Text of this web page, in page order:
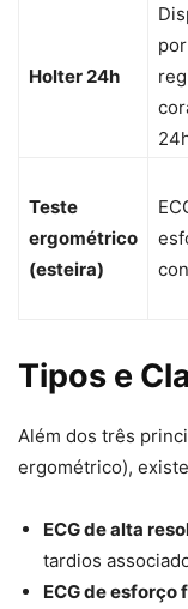
Holter 24h
Teste
ergométrico
(esteira)
Tipos e
Além dos três
ergométrico),
ECG de alta
tardios
ECG de